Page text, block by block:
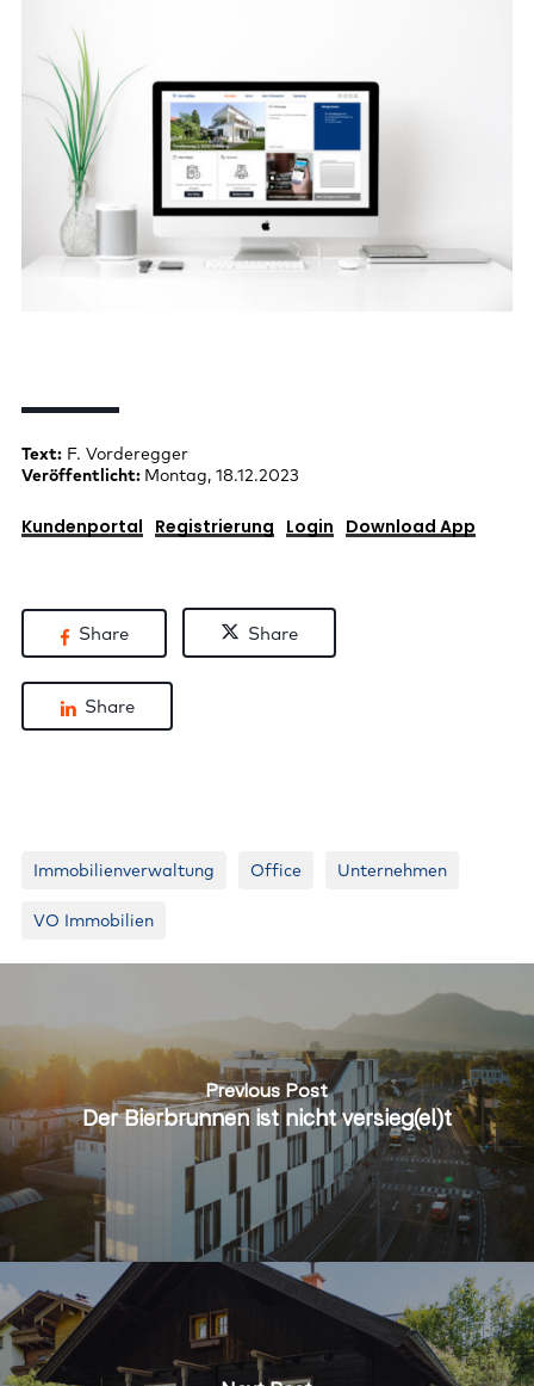
Text: F. Vorderegger
Veröffentlicht: Montag, 18.12.2023
Kundenportal Registrierung Login Download App
Share Share
Share
Immobilienverwaltung Office Unternehmen
VO Immobilien
Previous Post
Der Bierbrunnen ist nicht versieg(el)t